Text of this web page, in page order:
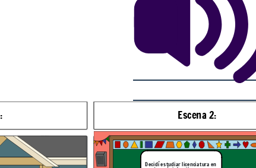
Escena 3:
Según mi plan de estudio
debo cursar 156 créditos
académicos
Escena 2:
Decidí estudiar licenciatura en